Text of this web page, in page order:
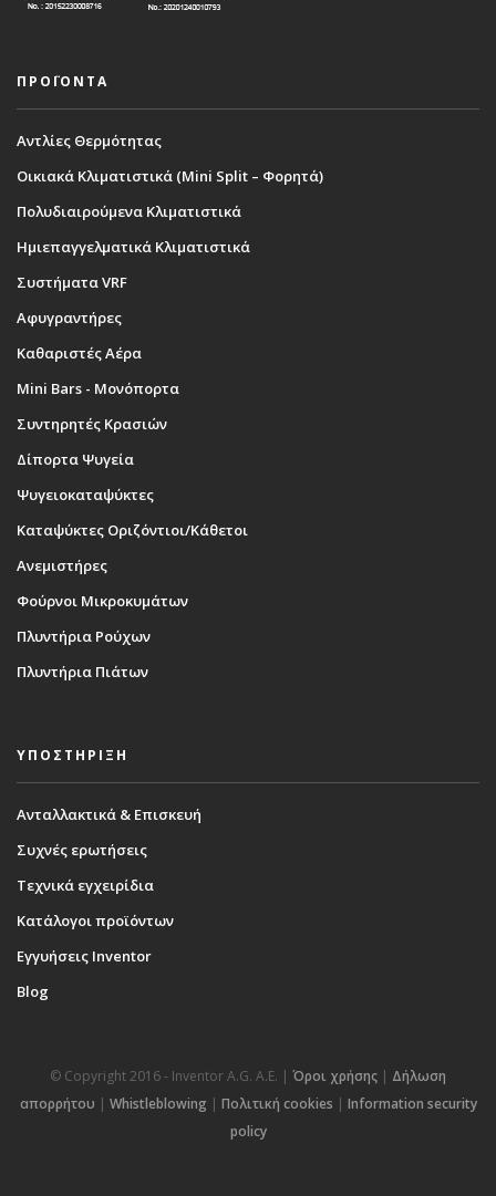
ΠΡΟΪΟΝΤΑ
Αντλίες Θερμότητας
Οικιακά Κλιματιστικά (Mini Split – Φορητά)
Πολυδιαιρούμενα Κλιματιστικά
Ημιεπαγγελματικά Κλιματιστικά
Συστήματα VRF
Αφυγραντήρες
Καθαριστές Αέρα
Mini Bars - Μονόπορτα
Συντηρητές Κρασιών
Δίπορτα Ψυγεία
Ψυγειοκαταψύκτες
Καταψύκτες Οριζόντιοι/Κάθετοι
Ανεμιστήρες
Φούρνοι Μικροκυμάτων
Πλυντήρια Ρούχων
Πλυντήρια Πιάτων
ΥΠΟΣΤΗΡΙΞΗ
Ανταλλακτικά & Επισκευή
Συχνές ερωτήσεις
Τεχνικά εγχειρίδια
Κατάλογοι προϊόντων
Εγγυήσεις Inventor
Blog
© Copyright 2016 - Inventor A.G. Α.Ε. | Όροι χρήσης | Δήλωση
απορρήτου | Whistleblowing | Πολιτική cookies | Information security
policy